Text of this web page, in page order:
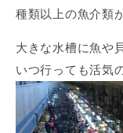
種類以上の魚介類
大きな水槽に魚や
いつ行っても活気